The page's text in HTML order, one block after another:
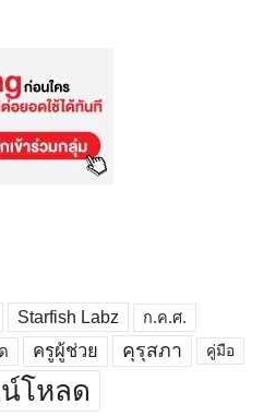
Starfish Labz ก.ค.ศ.
ครูผู้ช่วย คุรุสภา คู่มือ
โหลด